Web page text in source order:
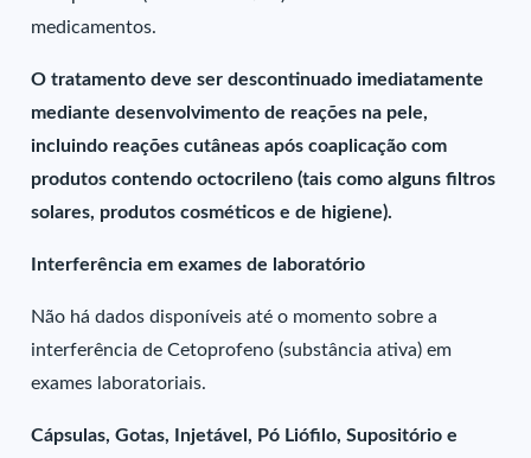
medicamentos.
O tratamento deve ser descontinuado imediatamente
mediante desenvolvimento de reações na pele,
incluindo reações cutâneas após coaplicação com
produtos contendo octocrileno (tais como alguns filtros
solares, produtos cosméticos e de higiene).
Interferência em exames de laboratório
Não há dados disponíveis até o momento sobre a
interferência de Cetoprofeno (substância ativa) em
exames laboratoriais.
Cápsulas, Gotas, Injetável, Pó Liófilo, Supositório e